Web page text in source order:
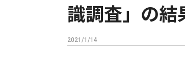
識調査」の結
2021/1/14